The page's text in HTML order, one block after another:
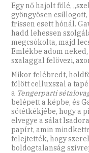
Egy nő hajolt fölé,
gyöngyösen
frissen esett hónál.
hadd lehessen
megcsókolta, majd
Emlékbe adom
szalaggal felövezi,
Mikor felébredt,
fölött celluxszal a
a Tengerparti
belépett a képbe, és
sötétkékjébe, hogy a
elvegye a sálat
papírt, amin
felejtették, hogy
boldogtalanság